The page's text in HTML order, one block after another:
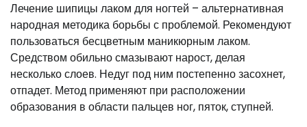
Лечение шипицы лаком для ногтей – альтернативная
народная методика борьбы с проблемой. Рекомендуют
пользоваться бесцветным маникюрным лаком.
Средством обильно смазывают нарост, делая
несколько слоев. Недуг под ним постепенно засохнет,
отпадет. Метод применяют при расположении
образования в области пальцев ног, пяток, ступней.